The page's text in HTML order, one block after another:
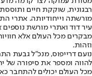
רבגונית, שוקקת חיים
מורשתה וייחודיותה. אתרי
עיר דוד ואתרי מורשת נוספים
מבקרים מכל העולם אלא
וזהות.
נועם דרייפוס, מנכ"ל גבעת
להווה ומספר את סיפורה של
מכל העולם יכולים להתחבר